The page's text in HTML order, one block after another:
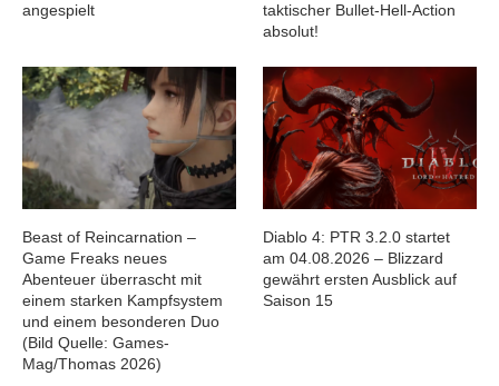
angespielt
taktischer Bullet-Hell-Action
absolut!
Beast of Reincarnation –
Game Freaks neues
Abenteuer überrascht mit
einem starken Kampfsystem
und einem besonderen Duo
(Bild Quelle: Games-
Mag/Thomas 2026)
Diablo 4: PTR 3.2.0 startet
am 04.08.2026 – Blizzard
gewährt ersten Ausblick auf
Saison 15